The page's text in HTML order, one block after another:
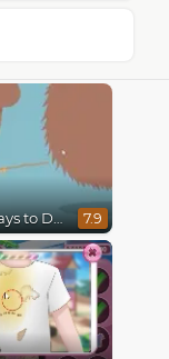
Dumb Ways to Die 7.9